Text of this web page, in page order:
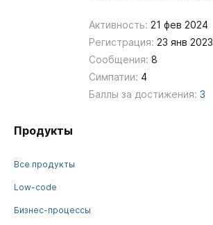
Активность: 21 фев 2024
Регистрация: 23 янв 2023
Сообщения: 8
Симпатии: 4
Баллы за достижения: 3
Продукты
Все продукты
Low-code
Бизнес-процессы